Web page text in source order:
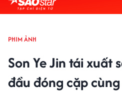
PHIM ẢNH
Son Ye Jin tái xuất
đầu đóng cặp